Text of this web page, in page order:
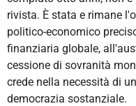
rivista. È stata e rimane
politico-economico
finanziaria globale,
cessione di sovranità
crede nella necessità di
democrazia sostanziale.